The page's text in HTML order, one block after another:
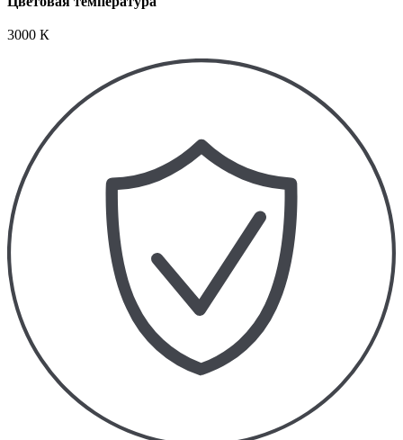
3000 К